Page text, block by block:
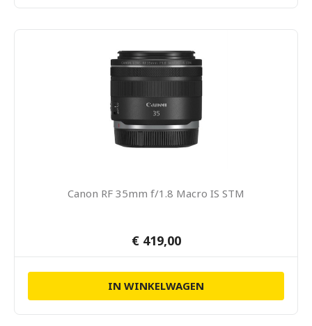
Canon RF 35mm f/1.8 Macro IS STM
€ 419,00
IN WINKELWAGEN